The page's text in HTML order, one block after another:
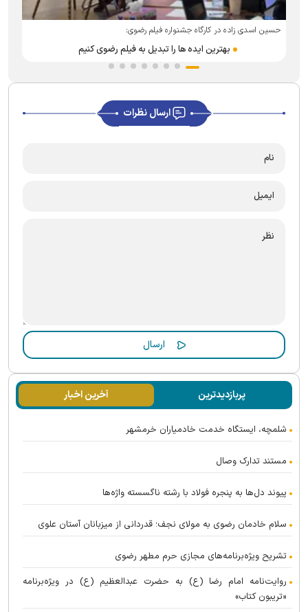
حسین اسدی زاده در کارگاه جشنواره فیلم رضوی:
بهترین ایده ها را تبدیل به فیلم رضوی کنیم
ارسال نظرات
پربازدیدترین آخرین اخبار
شلمچه، ایستگاه خدمت خادمیاران خرمشهر
مستند تدارک وصال
پیوند دل‌ها به پنجره فولاد با رشته ناگسسته واژه‌ها
سلام خادمان رضوی به مولای نجف؛ قدردانی از میزبانان آستان علوی
تشریح ویژه‌برنامه‌های مجازی حرم مطهر رضوی
روایت‌نامه امام رضا (ع) به حضرت عبدالعظیم (ع) در ویژه‌برنامه
«تریبون کتاب»